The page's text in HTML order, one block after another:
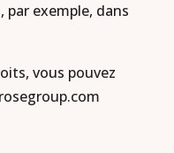
exemple, dans
vous pouvez